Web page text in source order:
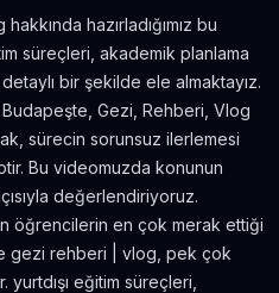
için 30 Youtube Kanalı
Çekilmiş 7 Efsane Film
11 yıl önce
hazırladığımız bu
süreçleri, akademik planlama
bir şekilde ele almaktayız.
Budapeşte, Gezi, Rehberi, Vlog
sürecin sorunsuz ilerlemesi
Bu videomuzda konunun
değerlendiriyoruz.
öğrencilerin en çok merak ettiği
gezi rehberi | vlog, pek çok
yurtdışı eğitim süreçleri,